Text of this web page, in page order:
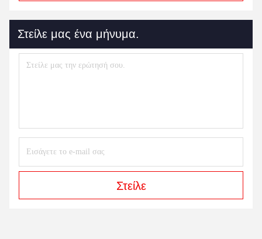
Στείλε μας ένα μήνυμα.
Στείλε